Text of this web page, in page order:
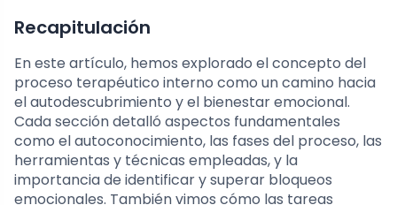
Recapitulación
En este artículo, hemos explorado el concepto del
proceso terapéutico interno como un camino hacia
el autodescubrimiento y el bienestar emocional.
Cada sección detalló aspectos fundamentales
como el autoconocimiento, las fases del proceso, las
herramientas y técnicas empleadas, y la
importancia de identificar y superar bloqueos
emocionales. También vimos cómo las tareas